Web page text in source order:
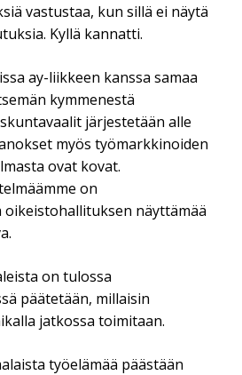
vastustaa, kun sillä ei näytä
Kyllä kannatti.
ay-liikkeen kanssa samaa
kymmenestä
järjestetään alle
myös työmarkkinoiden
ovat kovat.
on
näyttämää
on tulossa
päätetään, millaisin
jatkossa toimitaan.
työelämää päästään